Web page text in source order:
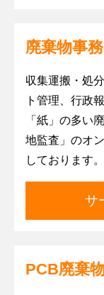
廃棄物事
収集運搬・処
ト管理、行政
「紙」の多い
地監査」のオ
しております。
サ
PCB廃棄